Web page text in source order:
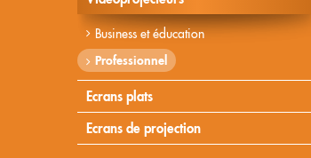
Business et éducation
Professionnel
Ecrans plats
Ecrans de projection